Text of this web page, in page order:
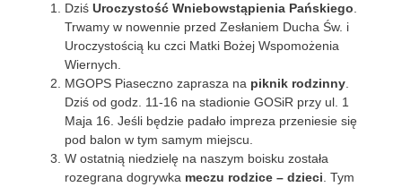
Dziś Uroczystość Wniebowstąpienia Pańskiego
Trwamy w nowennie przed Zesłaniem Ducha Św. i
Uroczystością ku czci Matki Bożej Wspomożenia
Wiernych.
MGOPS Piaseczno zaprasza na piknik rodzinny
Dziś od godz. 11-16 na stadionie GOSiR przy ul. 1
Maja 16. Jeśli będzie padało impreza przeniesie się
pod balon w tym samym miejscu.
W ostatnią niedzielę na naszym boisku została
rozegrana dogrywka meczu rodzice – dzieci . Tym